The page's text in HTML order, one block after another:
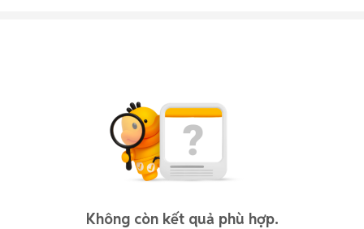
Không còn kết quả phù hợp.